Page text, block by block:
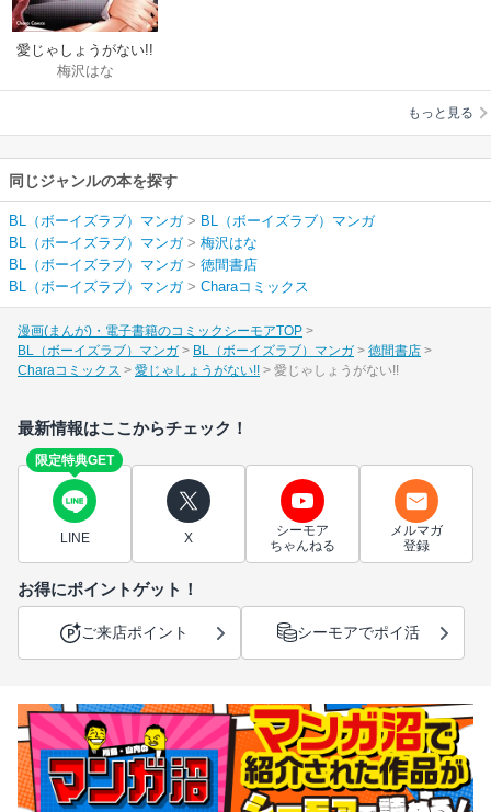
愛じゃしょうがない!!
梅沢はな
もっと見る
同じジャンルの本を探す
BL（ボーイズラブ）マンガ> BL（ボーイズラブ）マンガ
BL（ボーイズラブ）マンガ> 梅沢はな
BL（ボーイズラブ）マンガ> 徳間書店
BL（ボーイズラブ）マンガ> Charaコミックス
漫画(まんが)・電子書籍のコミックシーモアTOP
BL（ボーイズラブ）マンガ
BL（ボーイズラブ）マンガ
徳間書店
Charaコミックス
愛じゃしょうがない!! 愛じゃしょうがない!!
最新情報はここからチェック！
限定特典GET
LINE X
シーモア
ちゃんねる
メルマガ
登録
お得にポイントゲット！
ご来店ポイント シーモアでポイ活